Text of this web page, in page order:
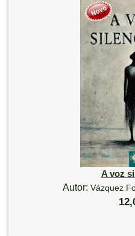
A voz
Autor: Vázquez